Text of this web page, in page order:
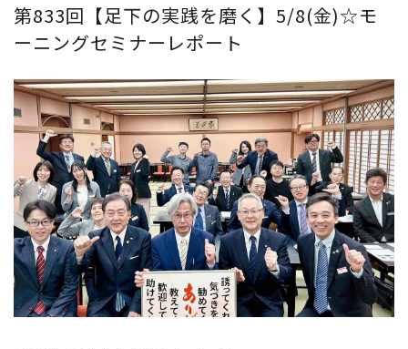
第833回【足下の実践を磨く】5/8(金)☆モ
ーニングセミナーレポート